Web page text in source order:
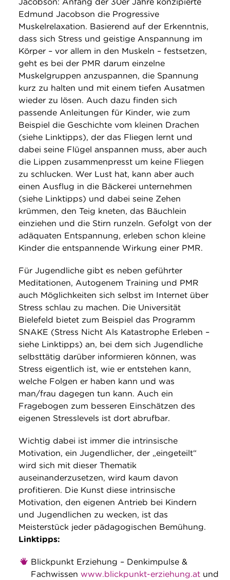
Jacobson: Anfang der 30er Jahre konzipierte
Edmund Jacobson die Progressive
Muskelrelaxation. Basierend auf der Erkenntnis,
dass sich Stress und geistige Anspannung im
Körper – vor allem in den Muskeln – festsetzen,
geht es bei der PMR darum einzelne
Muskelgruppen anzuspannen, die Spannung
kurz zu halten und mit einem tiefen Ausatmen
wieder zu lösen. Auch dazu finden sich
passende Anleitungen für Kinder, wie zum
Beispiel die Geschichte vom kleinen Drachen
(siehe Linktipps), der das Fliegen lernt und
dabei seine Flügel anspannen muss, aber auch
die Lippen zusammenpresst um keine Fliegen
zu schlucken. Wer Lust hat, kann aber auch
einen Ausflug in die Bäckerei unternehmen
(siehe Linktipps) und dabei seine Zehen
krümmen, den Teig kneten, das Bäuchlein
einziehen und die Stirn runzeln. Gefolgt von der
adäquaten Entspannung, erleben schon kleine
Kinder die entspannende Wirkung einer PMR.
Für Jugendliche gibt es neben geführter
Meditationen, Autogenem Training und PMR
auch Möglichkeiten sich selbst im Internet über
Stress schlau zu machen. Die Universität
Bielefeld bietet zum Beispiel das Programm
SNAKE (Stress Nicht Als Katastrophe Erleben –
siehe Linktipps) an, bei dem sich Jugendliche
selbsttätig darüber informieren können, was
Stress eigentlich ist, wie er entstehen kann,
welche Folgen er haben kann und was
man/frau dagegen tun kann. Auch ein
Fragebogen zum besseren Einschätzen des
eigenen Stresslevels ist dort abrufbar.
Wichtig dabei ist immer die intrinsische
Motivation, ein Jugendlicher, der „eingeteilt“
wird sich mit dieser Thematik
auseinanderzusetzen, wird kaum davon
profitieren. Die Kunst diese intrinsische
Motivation, den eigenen Antrieb bei Kindern
und Jugendlichen zu wecken, ist das
Meisterstück jeder pädagogischen Bemühung.
Linktipps:
Blickpunkt Erziehung – Denkimpulse &
Fachwissen www.blickpunkt-erziehung.at und